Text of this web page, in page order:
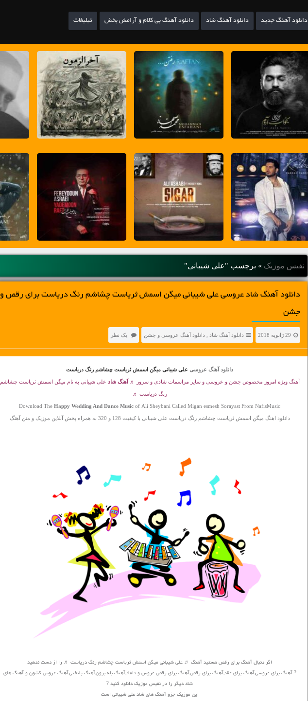
دانلود آهنگ جدید دانلود آهنگ شاد دانلود آهنگ بی کلام و آرامش بخش تبلیغات
نفیس موزیک » برچسب "علی شیبانی"
دانلود آهنگ شاد عروسی علی شیبانی میگن اسمش ثریاست چشاشم رنگ دریاست برای رقص و
جشن
29 ژانویه 2018 دانلود آهنگ شاد دانلود آهنگ عروسی و جشن یک نظر
دانلود آهنگ عروسی علی شیبانی میگن اسمش ثریاست چشاشم رنگ دریاست
آهنگ ویژه امروز مخصوص جشن و عروسی و سایر مراسمات شادی و سرور ♬آهنگ شاد علی شیبانی به نام میگن اسمش ثریاست چشاشم
رنگ دریاست ♬
Download The Happy Wedding And Dance Music of Ali Sheybani Called Migan esmesh Sorayast From NafisMusic
دانلود اهنگ میگن اسمش ثریاست چشاشم رنگ دریاست علی شیبانی با کیفیت 128 و 320 به همراه پخش آنلاین موزیک و متن آهنگ
اگر دنبال آهنگ برای رقص هستید آهنگ ♬ علی شیبانی میگن اسمش ثریاست چشاشم رنگ دریاست ♬ را از دست ندهید
? آهنگ برای عروسی,آهنگ برای عقد,آهنگ برای رقص,آهنگ برای رقص عروس و داماد,آهنگ بله برون,آهنگ پاتختی,آهنگ عروس کشون و آهنگ های
شاد دیگر را در نفیس موزیک دانلود کنید ?
این موزیک جزو آهنگ های شاد علی شیبانی است